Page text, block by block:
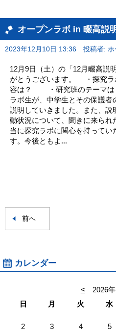
オープンラボ in 畷高説
2023年12月10日 13:36 投稿者:
12月9日（土）の「12月畷高説
がとうございます。 ・探究
容は？ ・研究班のテーマは
ラボ生が、中学生とその保護者
説明していきました。また、
動状況について、聞きに来ら
当に探究ラボに関心を持ってい
す。今後ともよ...
前へ
カレンダー
< 2026
日
月 火 水
2
3 4 5